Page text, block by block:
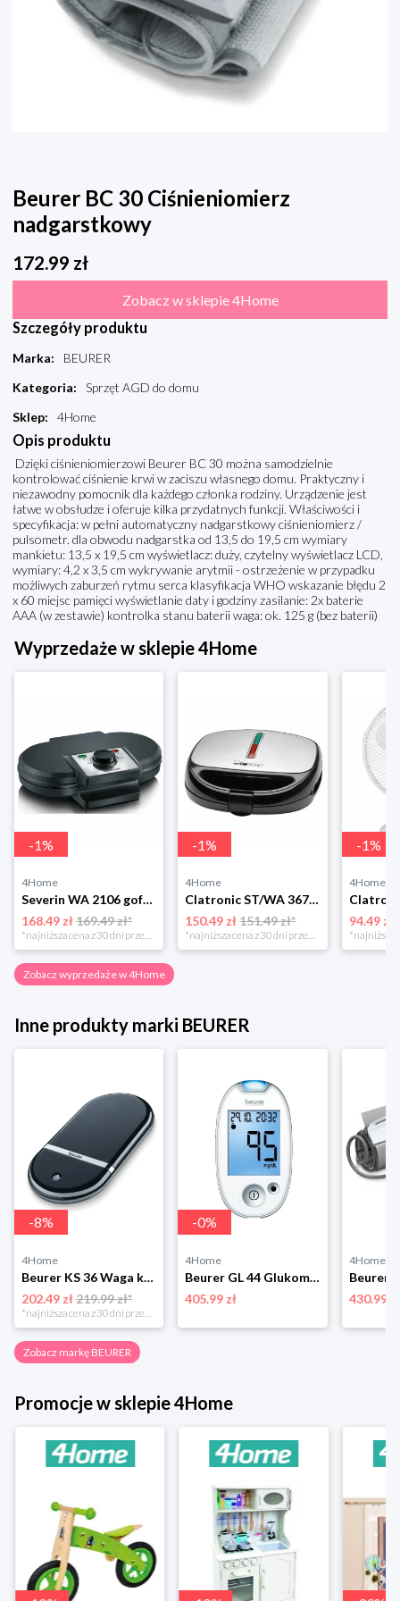
Beurer BC 30 Ciśnieniomierz
nadgarstkowy
172.99 zł
Zobacz w sklepie 4Home
Szczegóły produktu
Marka:
BEURER
Kategoria:
Sprzęt AGD do domu
Sklep: 4Home
Opis produktu
Dzięki ciśnieniomierzowi Beurer BC 30 można samodzielnie
kontrolować ciśnienie krwi w zaciszu własnego domu. Praktyczny i
niezawodny pomocnik dla każdego członka rodziny. Urządzenie jest
łatwe w obsłudze i oferuje kilka przydatnych funkcji. Właściwości i
specyfikacja: w pełni automatyczny nadgarstkowy ciśnieniomierz /
pulsometr. dla obwodu nadgarstka od 13,5 do 19,5 cm wymiary
mankietu: 13,5 x 19,5 cm wyświetlacz: duży, czytelny wyświetlacz LCD,
wymiary: 4,2 x 3,5 cm wykrywanie arytmii - ostrzeżenie w przypadku
możliwych zaburzeń rytmu serca klasyfikacja WHO wskazanie błędu 2
x 60 miejsc pamięci wyświetlanie daty i godziny zasilanie: 2x baterie
AAA (w zestawie) kontrolka stanu baterii waga: ok. 125 g (bez baterii)
Wyprzedaże w sklepie 4Home
-1%
4Home
Severin WA 2106 gofrownica duo, czarny
168.49 zł169.49 zł*
*najniższa cena z 30 dni przed obniżką
-1%
4Home
Clatronic ST/WA 3670 Opiekacz do kanapek
150.49 zł 151.49 zł*
*najniższa cena z 30 dni przed obniżką
-1%
4Home
94.49 zł
Zobacz wyprzedaże w 4Home
Inne produkty marki BEURER
-8%
4Home
Beurer KS 36 Waga kuchenna dietetyczna
202.49 zł219.99 zł*
-0%
4Home
Beurer GL 44 Glukometr, biały
405.99 zł
4Home
430.99 zł
Zobacz markę BEURER
Promocje w sklepie 4Home